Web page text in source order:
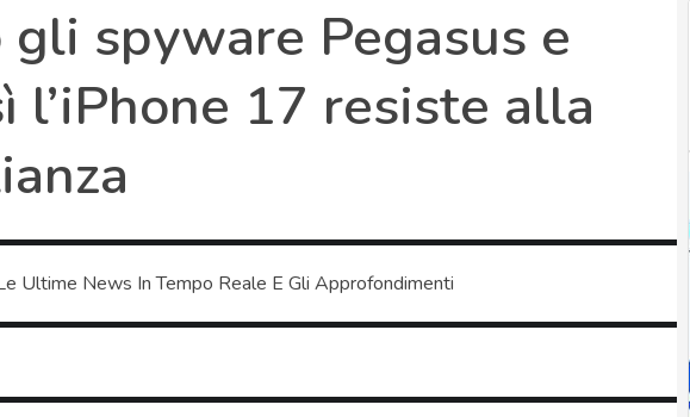
spyware Pegasus e
l’iPhone 17 resiste alla
Ultime News In Tempo Reale E Gli Approfondimenti